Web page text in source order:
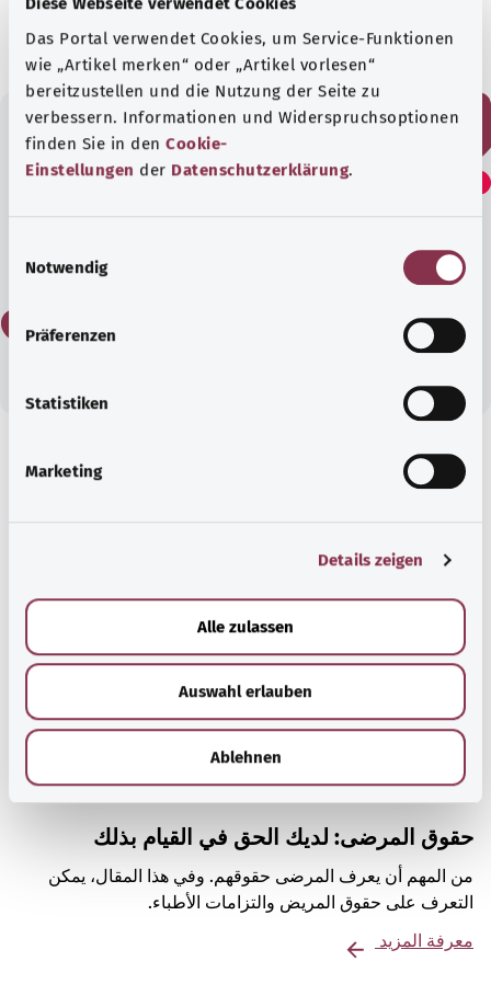
Das Portal verwendet Cookies, um Service-Funktionen
wie „Artikel merken“ oder „Artikel vorlesen“
bereitzustellen und die Nutzung der Seite zu
verbessern. Informationen und Widerspruchsoptionen
finden Sie in den Cookie-
Einstellungen der Datenschutzerklärung.
Notwendig
Präferenzen
Statistiken
Marketing
Details zeigen
Alle zulassen
Auswahl erlauben
Ablehnen
03.01.2022
هل وجدت هذا المقال مفيدًا؟
معرفة جيدة
حقوق المرضى: لديك الحق في القيام بذلك
من المهم أن يعرف المرضى حقوقهم. وفي هذا المقال، يمكن
التعرف على حقوق المريض والتزامات الأطباء.
معرفة المزيد